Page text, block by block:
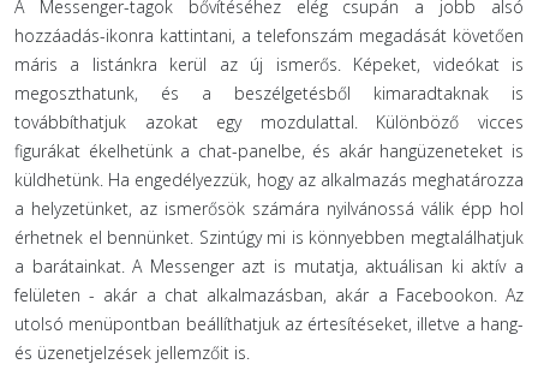
A Messenger-tagok bővítéséhez elég csupán a jobb alsó
hozzáadás-ikonra kattintani, a telefonszám megadását követően
máris a listánkra kerül az új ismerős. Képeket, videókat is
megoszthatunk, és a beszélgetésből kimaradtaknak is
továbbíthatjuk azokat egy mozdulattal. Különböző vicces
figurákat ékelhetünk a chat-panelbe, és akár hangüzeneteket is
küldhetünk. Ha engedélyezzük, hogy az alkalmazás meghatározza
a helyzetünket, az ismerősök számára nyilvánossá válik épp hol
érhetnek el bennünket. Szintúgy mi is könnyebben megtalálhatjuk
a barátainkat. A Messenger azt is mutatja, aktuálisan ki aktív a
felületen - akár a chat alkalmazásban, akár a Facebookon. Az
utolsó menüpontban beállíthatjuk az értesítéseket, illetve a hang-
és üzenetjelzések jellemzőit is.